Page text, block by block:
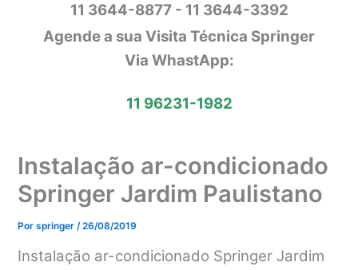
11 3644-8877 - 11 3644-3392
Agende a sua Visita Técnica Springer
Via WhastApp:
11 96231-1982
Instalação ar-condicionado
Springer Jardim Paulistano
Porspringer /26/08/2019
Instalação ar-condicionado Springer Jardim